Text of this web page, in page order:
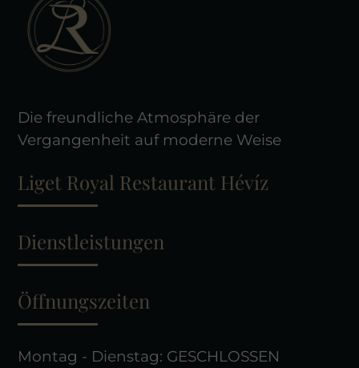
Die freundliche Atmosphäre der
Vergangenheit auf moderne Weise
Liget Royal Restaurant Hévíz
Dienstleistungen
Öffnungszeiten
Montag - Dienstag: GESCHLOSSEN